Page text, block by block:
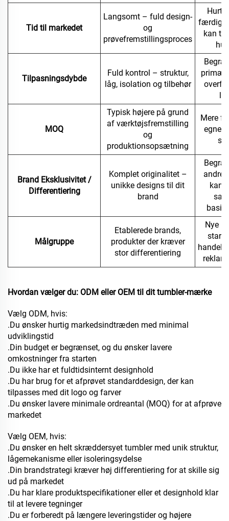
Tid til markedet
Langsomt – fuld design-
og
prøvefremstillingsproces
færdige
kan
Tilpasningsdybde
Fuld kontrol – struktur,
låg, isolation og tilbehør
MOQ
Typisk højere på grund
af værktøjsfremstilling
og
produktionsopsætning
Mere
egnet
Brand Eksklusivitet /
Differentiering
Komplet originalitet –
unikke designs til dit
brand
andre
kan
Målgruppe
Etablerede brands,
produkter der kræver
stor differentiering
Nye
Hvordan vælger du: ODM eller OEM til dit tumbler-mærke
Vælg ODM, hvis:
.Du ønsker hurtig markedsindtræden med minimal
udviklingstid
.Din budget er begrænset, og du ønsker lavere
omkostninger fra starten
.Du ikke har et fuldtidsinternt designhold
.Du har brug for et afprøvet standarddesign, der kan
tilpasses med dit logo og farver
.Du ønsker lavere minimale ordreantal (MOQ) for at afprøve
markedet
Vælg OEM, hvis:
.Du ønsker en helt skræddersyet tumbler med unik struktur,
lågemekanisme eller isoleringsydelse
.Din brandstrategi kræver høj differentiering for at skille sig
ud på markedet
.Du har klare produktspecifikationer eller et designhold klar
til at levere tegninger
.Du er forberedt på længere leveringstider og højere